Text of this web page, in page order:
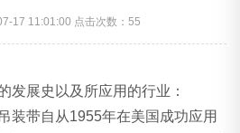
17 11:01:00 点击次数：55
发展史以及所应用的行业：
装带自从1955年在美国成功应用